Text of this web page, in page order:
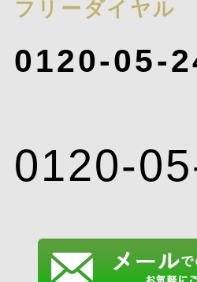
フリーダイヤル
0120-05-
0120-